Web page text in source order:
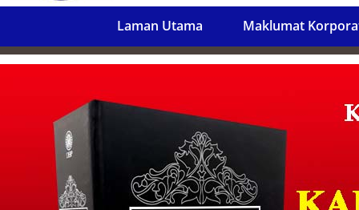
Laman Utama Maklumat